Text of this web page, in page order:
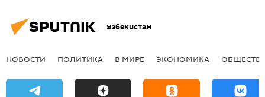
Узбекистан
НОВОСТИ ПОЛИТИКА В МИРЕ ЭКОНОМИКА